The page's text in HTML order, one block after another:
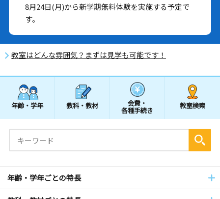
8月24日(月)から新学期無料体験を実施する予定で
す。
教室はどんな雰囲気？まずは見学も可能です！
年齢・学年 教科・教材 会費・
各種手続き
教室検索
年齢・学年ごとの特長